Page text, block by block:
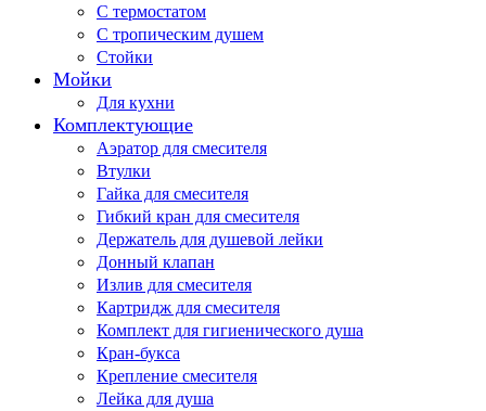
С термостатом
С тропическим душем
Стойки
Мойки
Для кухни
Комплектующие
Аэратор для смесителя
Втулки
Гайка для смесителя
Гибкий кран для смесителя
Держатель для душевой лейки
Донный клапан
Излив для смесителя
Картридж для смесителя
Комплект для гигиенического душа
Кран-букса
Крепление смесителя
Лейка для душа